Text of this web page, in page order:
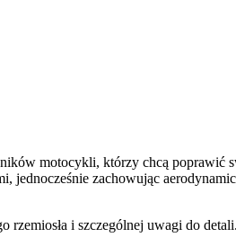
motocykli, którzy chcą poprawić
zachowując
i szczególnej uwagi do